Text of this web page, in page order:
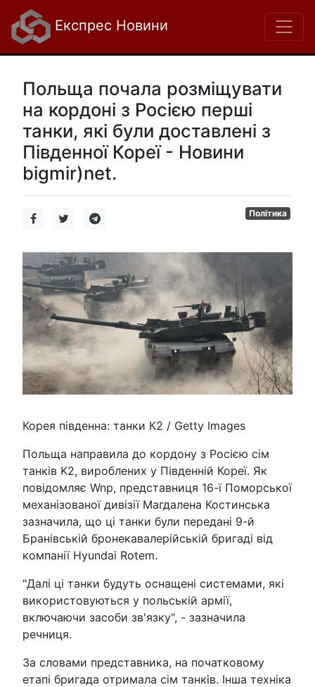
Експрес Новини
Польща почала розміщувати
на кордоні з Росією перші
танки, які були доставлені з
Південної Кореї - Новини
bigmir)net.
Політика
Корея південна: танки К2 / Getty Images
Польща направила до кордону з Росією сім
танків K2, вироблених у Південній Кореї. Як
повідомляє Wnp, представниця 16-ї Поморської
механізованої дивізії Магдалена Костинська
зазначила, що ці танки були передані 9-й
Бранівській бронекавалерійській бригаді від
компанії Hyundai Rotem.
"Далі ці танки будуть оснащені системами, які
використовуються у польській армії,
включаючи засоби зв'язку", - зазначила
речниця.
За словами представника, на початковому
етапі бригада отримала сім танків. Інша техніка